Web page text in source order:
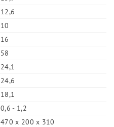
12,6
10
16
58
24,1
24,6
18,1
0,6 - 1,2
470 x 200 x 310